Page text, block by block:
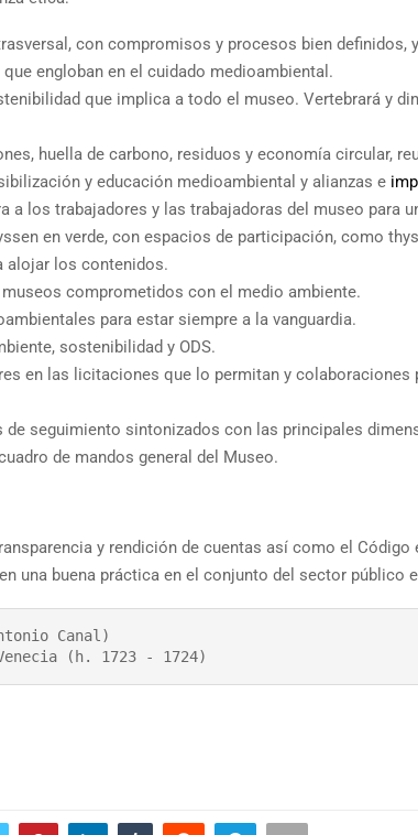
con compromisos y procesos bien definidos,
engloban en el cuidado medioambiental.
que implica a todo el museo. Vertebrará y
huella de carbono, residuos y economía circular,
y educación medioambiental y alianzas e
a los trabajadores y las trabajadoras del museo para
en verde, con espacios de participación, como
alojar los contenidos.
comprometidos con el medio ambiente.
para estar siempre a la vanguardia.
sostenibilidad y ODS.
en las licitaciones que lo permitan y colaboraciones
de seguimiento sintonizados con las principales
de mandos general del Museo.
y rendición de cuentas así como el Código
una buena práctica en el conjunto del sector público
Canal)
(h. 1723 - 1724)